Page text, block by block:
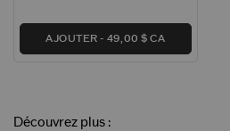
AJOUTER 49,00 $ CA
Découvrez plus :